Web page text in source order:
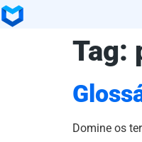
Tag:
Domine os